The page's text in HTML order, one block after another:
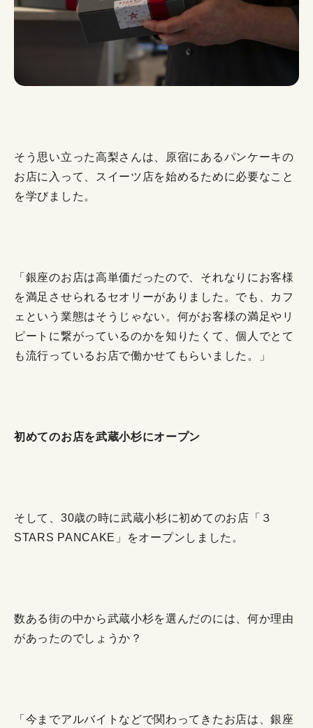
そう思い立った高梨さんは、原宿にあるパンケーキの
お店に入って、スイーツ店を始めるために必要なこと
を学びました。
「銀座のお店は高単価だったので、それなりにお客様
を満足させられるセオリーがありました。でも、カフ
ェという業態はそうじゃない。何がお客様の満足やリ
ピートに繋がっているのかを知りたくて、個人でとて
も流行っているお店で働かせてもらいました。」
初めてのお店を武蔵小杉にオープン
そして、30歳の時に武蔵小杉に初めてのお店「３
STARS PANCAKE」をオープンしました。
数ある街の中から武蔵小杉を選んだのには、何か理由
があったのでしょうか？
「今までアルバイトなどで関わってきたお店は、銀座